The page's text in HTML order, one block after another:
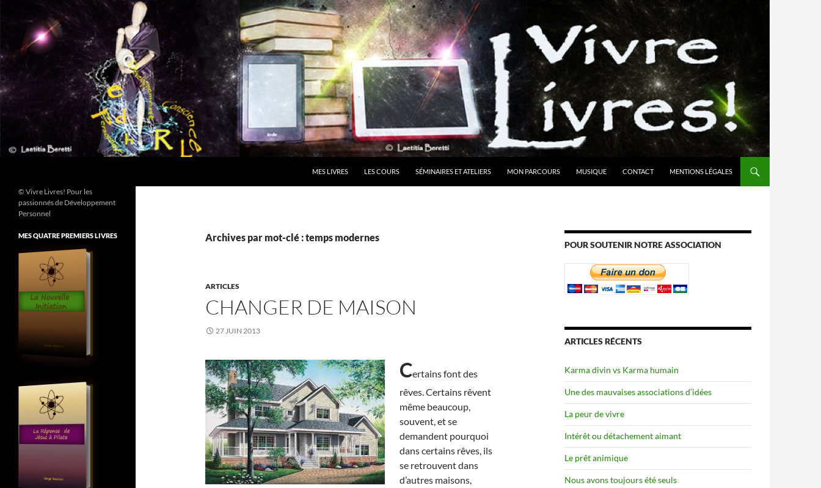
contenu
MES LIVRES LES COURS SÉMINAIRES ET ATELIERS MON PARCOURS MUSIQUE CONTACT MENTIONS LÉGALES
Archives par mot-clé : temps modernes
ARTICLES
CHANGER DE MAISON
27 JUIN 2013
Certains font des
rêves. Certains rêvent
même beaucoup,
souvent, et se
demandent pourquoi
dans certains rêves, ils
se retrouvent dans
d’autres maisons,
POUR SOUTENIR NOTRE ASSOCIATION
ARTICLES RÉCENTS
Karma divin vs Karma humain
Une des mauvaises associations d’idées
La peur de vivre
Intérêt ou détachement aimant
Le prêt animique
Nous avons toujours été seuls
© Vivre Livres! Pour les
passionnés de Développement
Personnel
MES QUATRE PREMIERS LIVRES